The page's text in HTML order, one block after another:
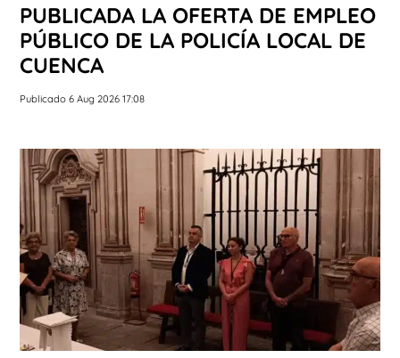
PUBLICADA LA OFERTA DE EMPLEO
PÚBLICO DE LA POLICÍA LOCAL DE
CUENCA
Publicado 6 Aug 2026 17:08